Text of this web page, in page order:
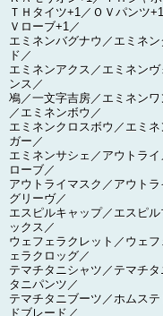
ＴＨタイツ+1／ＯＶパンツ
Ｖローブ+1／
エミネンバグナウ／エミネ
ド／
エミネンアクス／エミネン
ンス／
鳰／一文字吉房／エミネン
／エミネンボウ／
エミネンクロスボウ／エミ
ガー／
エミネンサシェ／アウトラ
ローブ／
アウトライマスク／アウト
グリーヴ／
エスピルキャップ／エスピ
ックス／
ウェフェラクレット／ウェ
ェラクロッグ／
テマチタニシャツ／テマチ
タニパンツ／
テマチタニブーツ／ホムス
ドブレード／